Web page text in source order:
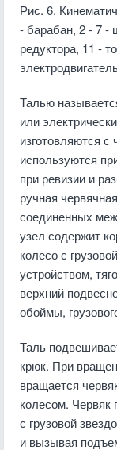
Рис. 6.
- барабан, 2 - 7 -
редуктора, 11 -
Талью
или
изготовляются с
используются
при ревизии и
ручная
соединенных
узел содержит
колесо с
устройством,
верхний
обоймы,
Таль
крюк. При
вращается
колесом. Червяк
с грузовой
и вызывая